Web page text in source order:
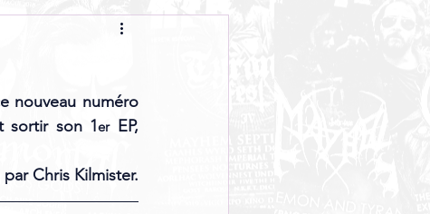
nouveau numéro
sortir son 1er
Chris Kilmister.